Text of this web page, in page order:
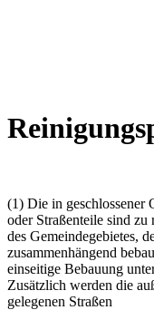
(1) Die in geschlossener
oder Straßenteile sind zu
des Gemeindegebietes,
zusammenhängend
einseitige Bebauung
Zusätzlich werden die
gelegenen Straßen